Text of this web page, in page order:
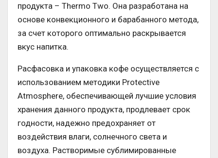
продукта – Thermo Two. Она разработана на
основе конвекционного и барабанного метода,
за счет которого оптимально раскрывается
вкус напитка.
Расфасовка и упаковка кофе осуществляется с
использованием методики Protective
Atmosphere, обеспечивающей лучшие условия
хранения данного продукта, продлевает срок
годности, надежно предохраняет от
воздействия влаги, солнечного света и
воздуха. Растворимые сублимированные